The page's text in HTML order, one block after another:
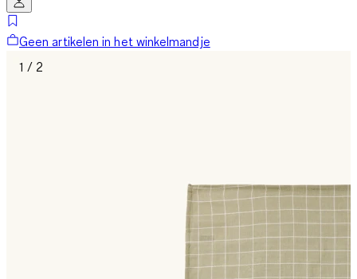
Geen artikelen in het winkelmandje
1 / 2